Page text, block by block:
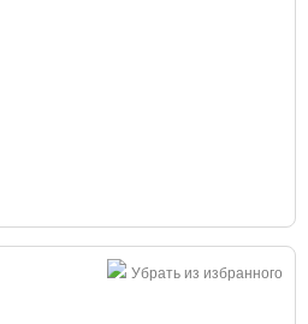
Убрать из избранного